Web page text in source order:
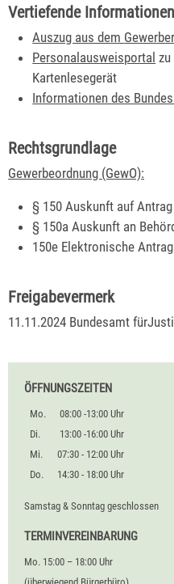
Vertiefende Informationen
Auszug aus dem
Personalausweisportal zu
Kartenlesegerät
Informationen des
Rechtsgrundlage
Gewerbeordnung (GewO):
§ 150 Auskunft auf
§ 150a Auskunft an
150e Elektronische
Freigabevermerk
11.11.2024 Bundesamt
ÖFFNUNGSZEITEN
Mo.
08:00 -13:00 Uhr
Di.
13:00 -16:00 Uhr
Mi.
07:30 - 12:00 Uhr
Do.
14:30 - 18:00 Uhr
Samstag & Sonntag geschlossen
TERMINVEREINBARUNG
Mo. 15:00 – 18:00 Uhr